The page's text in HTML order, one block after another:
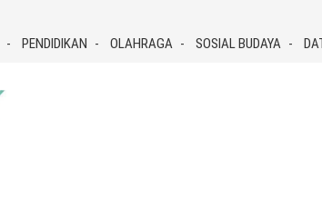
PENDIDIKAN OLAHRAGA SOSIAL BUDAYA